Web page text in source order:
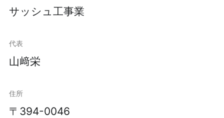
サッシュ工事業
代表
山﨑栄
住所
〒394-0046